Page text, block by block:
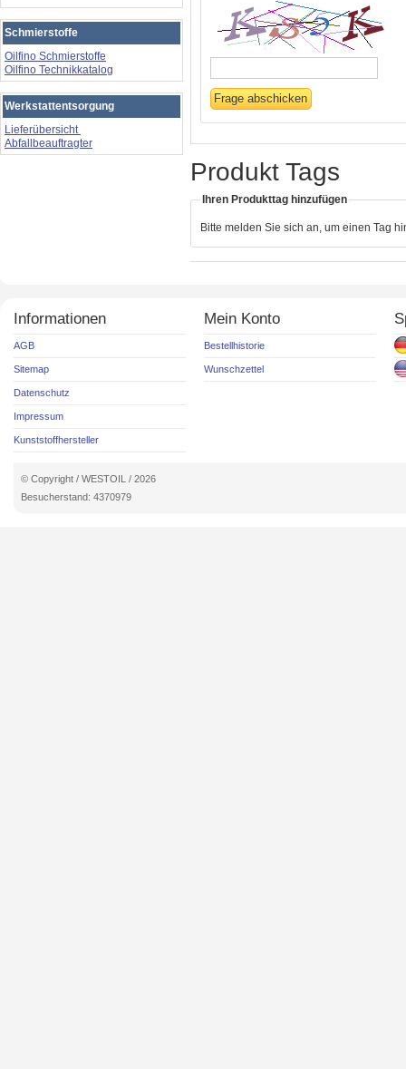
Produkt Tags
Ihren Produkttag hinzufügen
Bitte melden Sie sich an, um einen Tag
Schmierstoffe
Oilfino Schmierstoffe
Oilfino Technikkatalog
Werkstattentsorgung
Lieferübersicht
Abfallbeauftragter
Informationen
AGB
Sitemap
Datenschutz
Impressum
Kunststoffhersteller
Mein Konto
Bestellhistorie
Wunschzettel
© Copyright / WESTOIL / 2026
Besucherstand: 4370979